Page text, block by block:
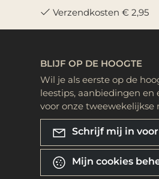
Verzendkosten € 2,95
BLIJF OP DE HOOGTE
Wil je als eerste op de
leestips, aanbiedingen
voor onze tweewekelijkse
Schrijf mij in
Mijn cookies